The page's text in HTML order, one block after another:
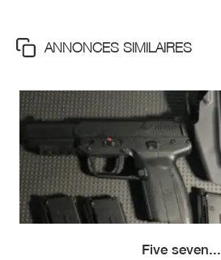
ANNONCES SIMILAIRES
Five seven...